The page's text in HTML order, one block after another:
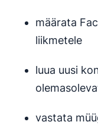
määrata
liikmetele
luua uusi
vastata